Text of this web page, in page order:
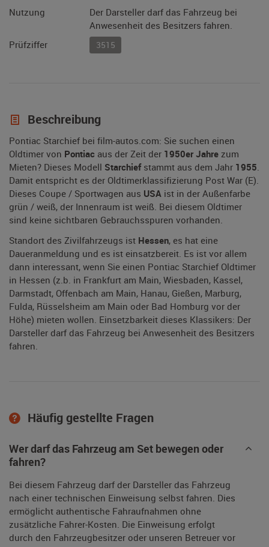
Nutzung
Der Darsteller darf das Fahrzeug bei
Anwesenheit des Besitzers fahren.
Prüfziffer
3515
Beschreibung
Pontiac Starchief bei film-autos.com: Sie suchen einen
Oldtimer von Pontiac aus der Zeit der 1950er Jahre zum
Mieten? Dieses Modell Starchiefstammt aus dem Jahr 1955.
Damit entspricht es der Oldtimerklassifizierung Post War (E).
Dieses Coupe / Sportwagen aus USA ist in der Außenfarbe
grün / weiß, der Innenraum ist weiß. Bei diesem Oldtimer
sind keine sichtbaren Gebrauchsspuren vorhanden.
Standort des Zivilfahrzeugs ist Hessen, es hat eine
Daueranmeldung und es ist einsatzbereit. Es ist vor allem
dann interessant, wenn Sie einen Pontiac Starchief Oldtimer
in Hessen (z.b. in Frankfurt am Main, Wiesbaden, Kassel,
Darmstadt, Offenbach am Main, Hanau, Gießen, Marburg,
Fulda, Rüsselsheim am Main oder Bad Homburg vor der
Höhe) mieten wollen. Einsetzbarkeit dieses Klassikers: Der
Darsteller darf das Fahrzeug bei Anwesenheit des Besitzers
fahren.
Häufig gestellte Fragen
Wer darf das Fahrzeug am Set bewegen oder
fahren?
Bei diesem Fahrzeug darf der Darsteller das Fahrzeug
nach einer technischen Einweisung selbst fahren. Dies
ermöglicht authentische Fahraufnahmen ohne
zusätzliche Fahrer-Kosten. Die Einweisung erfolgt
durch den Fahrzeugbesitzer oder unseren Betreuer vor